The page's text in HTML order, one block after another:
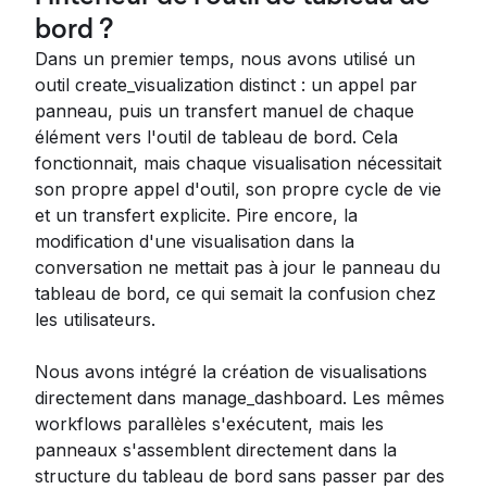
bord ?
Dans un premier temps, nous avons utilisé un
outil create_visualization distinct : un appel par
panneau, puis un transfert manuel de chaque
élément vers l'outil de tableau de bord. Cela
fonctionnait, mais chaque visualisation nécessitait
son propre appel d'outil, son propre cycle de vie
et un transfert explicite. Pire encore, la
modification d'une visualisation dans la
conversation ne mettait pas à jour le panneau du
tableau de bord, ce qui semait la confusion chez
les utilisateurs.
Nous avons intégré la création de visualisations
directement dans manage_dashboard. Les mêmes
workflows parallèles s'exécutent, mais les
panneaux s'assemblent directement dans la
structure du tableau de bord sans passer par des